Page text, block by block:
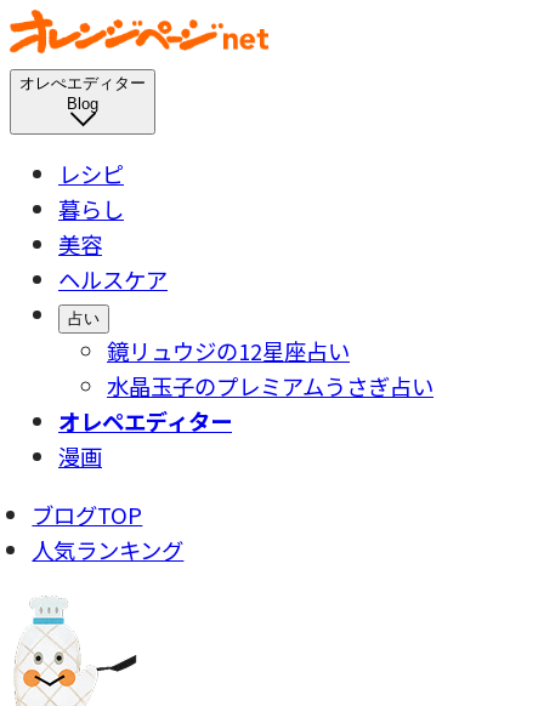
オレぺエディター
Blog
レシピ
暮らし
美容
ヘルスケア
占い
鏡リュウジの12星座占い
水晶玉子のプレミアムうさぎ占い
オレペエディター
漫画
ブログTOP
人気ランキング